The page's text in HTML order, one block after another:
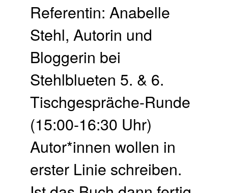
Referentin: Anabelle
Stehl, Autorin und
Bloggerin bei
Stehlblueten 5. & 6.
Tischgespräche-Runde
(15:00-16:30 Uhr)
Autor*innen wollen in
erster Linie schreiben.